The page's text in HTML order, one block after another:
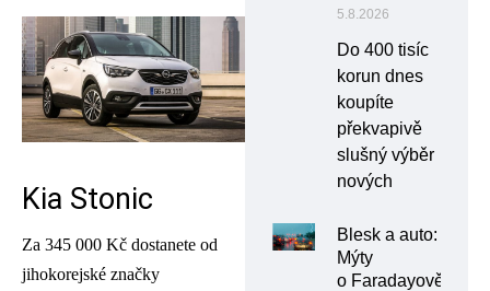
Kia Stonic
Za 345 000 Kč dostanete od
jihokorejské značky
5.8.2026
Do 400 tisíc
korun dnes
koupíte
překvapivě
slušný výběr
nových
Blesk a auto:
Mýty
o Faradayově